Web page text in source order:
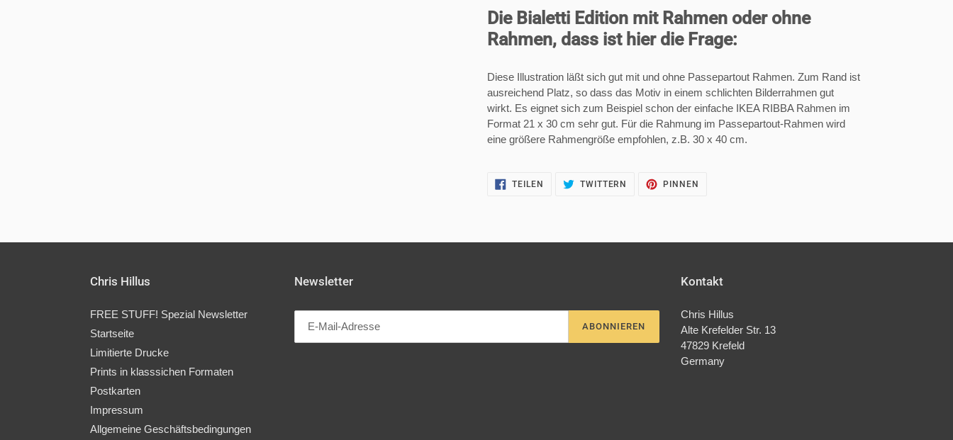
Die Bialetti Edition mit Rahmen oder ohne
Rahmen, dass ist hier die Frage:
Diese Illustration läßt sich gut mit und ohne Passepartout Rahmen. Zum Rand ist
ausreichend Platz, so dass das Motiv in einem schlichten Bilderrahmen gut
wirkt. Es eignet sich zum Beispiel schon der einfache IKEA RIBBA Rahmen im
Format 21 x 30 cm sehr gut. Für die Rahmung im Passepartout-Rahmen wird
eine größere Rahmengröße empfohlen, z.B. 30 x 40 cm.
TEILEN
FACEBOOK
TWITTERN
TWITTER
PINNEN
Chris Hillus
FREE STUFF! Spezial Newsletter
Startseite
Limitierte Drucke
Prints in klasssichen Formaten
Postkarten
Impressum
Allgemeine Geschäftsbedingungen
Newsletter
ABONNIEREN
Kontakt
Chris Hillus
Alte Krefelder Str. 13
47829 Krefeld
Germany